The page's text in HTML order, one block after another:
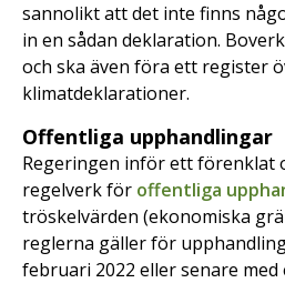
sannolikt att det inte finns
in en sådan deklaration.
och ska även föra ett register
klimatdeklarationer.
Offentliga upphandlingar
Regeringen inför ett förenklat
regelverk för offentliga
tröskelvärden (ekonomiska
reglerna gäller för
februari 2022 eller senare